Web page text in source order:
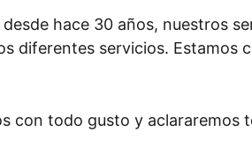
hace 30 años, nuestros
diferentes servicios. Estamos
con todo gusto y aclararemos